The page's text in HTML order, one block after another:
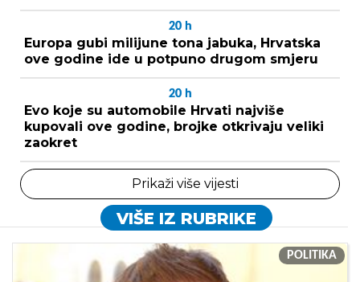
20 h
Europa gubi milijune tona jabuka, Hrvatska
ove godine ide u potpuno drugom smjeru
20 h
Evo koje su automobile Hrvati najviše
kupovali ove godine, brojke otkrivaju veliki
zaokret
Prikaži više vijesti
VIŠE IZ RUBRIKE
POLITIKA